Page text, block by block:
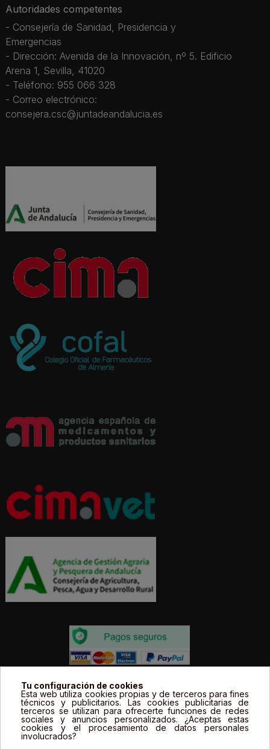
Autoridades competentes
- Consejería de Sanidad, Presidencia y
Emergencias
- Dirección: Avenida de la Innovación, nº 5. Edificio
Arena 1, Sevilla, 41020
- Teléfono: 955 066 328
- Correo electrónico:
consejera.csc@juntadeandalucia.es
Todos los precios estás expresados en Euros e
incluyen el IVA. | Todas las marcas, logotipos y fotos de
productos son propiedad legal de sus propietarios y
sólo se muestran a título informativo.
Tu configuración de cookies
Esta web utiliza cookies propias y de terceros para fines
técnicos y publicitarios. Las cookies publicitarias de
terceros se utilizan para ofrecerte funciones de redes
sociales y anuncios personalizados. ¿Aceptas estas
cookies y el procesamiento de datos personales
involucrados?